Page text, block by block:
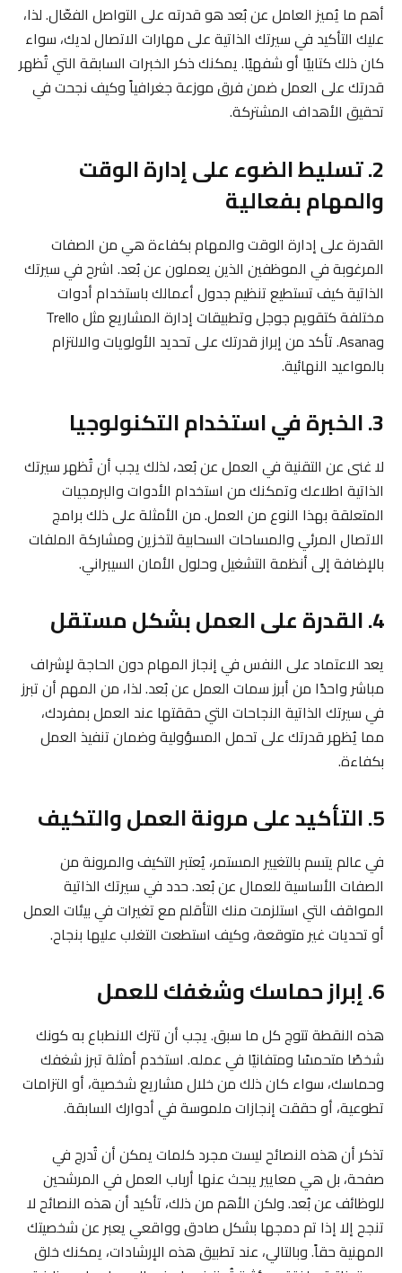
أهم ما يُميز العامل عن بُعد هو قدرته على التواصل الفعّال. لذا،
عليك التأكيد في سيرتك الذاتية على مهارات الاتصال لديك، سواء
كان ذلك كتابيًا أو شفهيًا. يمكنك ذكر الخبرات السابقة التي تُظهر
قدرتك على العمل ضمن فرق موزعة جغرافياً وكيف نجحت في
تحقيق الأهداف المشتركة.
2. تسليط الضوء على إدارة الوقت
والمهام بفعالية
القدرة على إدارة الوقت والمهام بكفاءة هي من الصفات
المرغوبة في الموظفين الذين يعملون عن بُعد. اشرح في سيرتك
الذاتية كيف تستطيع تنظيم جدول أعمالك باستخدام أدوات
مختلفة كتقويم جوجل وتطبيقات إدارة المشاريع مثل Trello
وAsana. تأكد من إبراز قدرتك على تحديد الأولويات والالتزام
بالمواعيد النهائية.
3. الخبرة في استخدام التكنولوجيا
لا غنى عن التقنية في العمل عن بُعد، لذلك يجب أن تُظهر سيرتك
الذاتية اطلاعك وتمكنك من استخدام الأدوات والبرمجيات
المتعلقة بهذا النوع من العمل. من الأمثلة على ذلك برامج
الاتصال المرئي والمساحات السحابية لتخزين ومشاركة الملفات
بالإضافة إلى أنظمة التشغيل وحلول الأمان السيبراني.
4. القدرة على العمل بشكل مستقل
يعد الاعتماد على النفس في إنجاز المهام دون الحاجة لإشراف
مباشر واحدًا من أبرز سمات العمل عن بُعد. لذا، من المهم أن تبرز
في سيرتك الذاتية النجاحات التي حققتها عند العمل بمفردك،
مما يُظهر قدرتك على تحمل المسؤولية وضمان تنفيذ العمل
بكفاءة.
5. التأكيد على مرونة العمل والتكيف
في عالم يتسم بالتغيير المستمر، يُعتبر التكيف والمرونة من
الصفات الأساسية للعمال عن بُعد. حدد في سيرتك الذاتية
المواقف التي استلزمت منك التأقلم مع تغيرات في بيئات العمل
أو تحديات غير متوقعة، وكيف استطعت التغلب عليها بنجاح.
6. إبراز حماسك وشغفك للعمل
هذه النقطة تتوج كل ما سبق. يجب أن تترك الانطباع به كونك
شخصًا متحمسًا ومتفانيًا في عمله. استخدم أمثلة تبرز شغفك
وحماسك، سواء كان ذلك من خلال مشاريع شخصية، أو التزامات
تطوعية، أو حققت إنجازات ملموسة في أدوارك السابقة.
تذكر أن هذه النصائح ليست مجرد كلمات يمكن أن تُدرج في
صفحة، بل هي معايير يبحث عنها أرباب العمل في المرشحين
للوظائف عن بُعد. ولكن الأهم من ذلك، تأكيد أن هذه النصائح لا
تنجح إلا إذا تم دمجها بشكل صادق وواقعي يعبر عن شخصيتك
المهنية حقاً. وبالتالي، عند تطبيق هذه الإرشادات، يمكنك خلق